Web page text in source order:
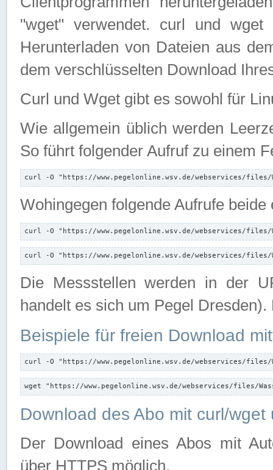
"wget" verwendet. curl und wget
Herunterladen von Dateien aus
dem verschlüsselten Download
Curl und Wget gibt es sowohl für
Wie allgemein üblich werden
So führt folgender Aufruf zu einem
curl -O "https://www.pegelonline.wsv.de/webservices/files/
Wohingegen folgende Aufrufe beide
curl -O "https://www.pegelonline.wsv.de/webservices/files/
curl -O "https://www.pegelonline.wsv.de/webservices/files/
Die Messstellen werden in der
handelt es sich um Pegel
Beispiele für freien Download
curl -O "https://www.pegelonline.wsv.de/webservices/files/
wget "https://www.pegelonline.wsv.de/webservices/files/
Download des Abo mit curl/
Der Download eines Abos mit
über HTTPS möglich.